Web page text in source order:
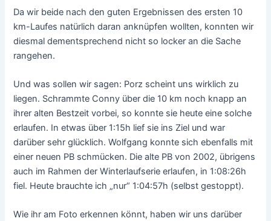
Da wir beide nach den guten Ergebnissen des ersten 10
km-Laufes natürlich daran anknüpfen wollten, konnten wir
diesmal dementsprechend nicht so locker an die Sache
rangehen.
Und was sollen wir sagen: Porz scheint uns wirklich zu
liegen. Schrammte Conny über die 10 km noch knapp an
ihrer alten Bestzeit vorbei, so konnte sie heute eine solche
erlaufen. In etwas über 1:15h lief sie ins Ziel und war
darüber sehr glücklich. Wolfgang konnte sich ebenfalls mit
einer neuen PB schmücken. Die alte PB von 2002, übrigens
auch im Rahmen der Winterlaufserie erlaufen, in 1:08:26h
fiel. Heute brauchte ich „nur“ 1:04:57h (selbst gestoppt).
Wie ihr am Foto erkennen könnt, haben wir uns darüber